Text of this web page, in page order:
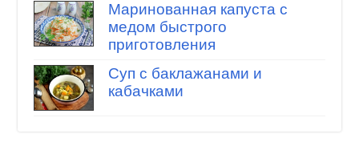
Маринованная капуста с
медом быстрого
приготовления
Суп с баклажанами и
кабачками